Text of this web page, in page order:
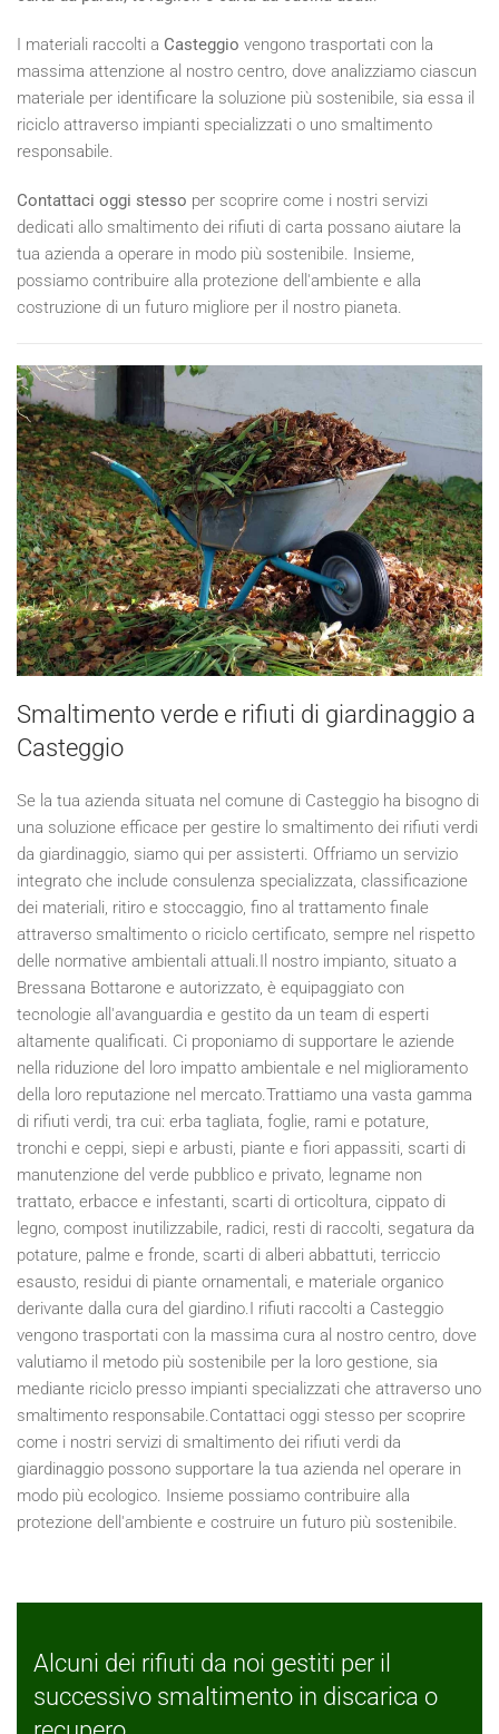
I materiali raccolti a Casteggio vengono trasportati con la
massima attenzione al nostro centro, dove analizziamo ciascun
materiale per identificare la soluzione più sostenibile, sia essa il
riciclo attraverso impianti specializzati o uno smaltimento
responsabile.
Contattaci oggi stesso per scoprire come i nostri servizi
dedicati allo smaltimento dei rifiuti di carta possano aiutare la
tua azienda a operare in modo più sostenibile. Insieme,
possiamo contribuire alla protezione dell'ambiente e alla
costruzione di un futuro migliore per il nostro pianeta.
Smaltimento verde e rifiuti di giardinaggio a
Casteggio
Se la tua azienda situata nel comune di Casteggio ha bisogno di
una soluzione efficace per gestire lo smaltimento dei rifiuti verdi
da giardinaggio, siamo qui per assisterti. Offriamo un servizio
integrato che include consulenza specializzata, classificazione
dei materiali, ritiro e stoccaggio, fino al trattamento finale
attraverso smaltimento o riciclo certificato, sempre nel rispetto
delle normative ambientali attuali.Il nostro impianto, situato a
Bressana Bottarone e autorizzato, è equipaggiato con
tecnologie all'avanguardia e gestito da un team di esperti
altamente qualificati. Ci proponiamo di supportare le aziende
nella riduzione del loro impatto ambientale e nel miglioramento
della loro reputazione nel mercato.Trattiamo una vasta gamma
di rifiuti verdi, tra cui: erba tagliata, foglie, rami e potature,
tronchi e ceppi, siepi e arbusti, piante e fiori appassiti, scarti di
manutenzione del verde pubblico e privato, legname non
trattato, erbacce e infestanti, scarti di orticoltura, cippato di
legno, compost inutilizzabile, radici, resti di raccolti, segatura da
potature, palme e fronde, scarti di alberi abbattuti, terriccio
esausto, residui di piante ornamentali, e materiale organico
derivante dalla cura del giardino.I rifiuti raccolti a Casteggio
vengono trasportati con la massima cura al nostro centro, dove
valutiamo il metodo più sostenibile per la loro gestione, sia
mediante riciclo presso impianti specializzati che attraverso uno
smaltimento responsabile.Contattaci oggi stesso per scoprire
come i nostri servizi di smaltimento dei rifiuti verdi da
giardinaggio possono supportare la tua azienda nel operare in
modo più ecologico. Insieme possiamo contribuire alla
protezione dell'ambiente e costruire un futuro più sostenibile.
Alcuni dei rifiuti da noi gestiti per il
successivo smaltimento in discarica o